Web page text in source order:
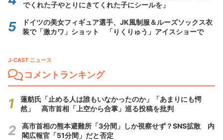
でくれた子やとりにきてくれた子にシールを」
ドイツの美女フィギュア選手、JK風制服＆ルーズソックス衣
装で「激カワ」ショット 「りくりゅう」アイスショーで
J-CAST ニュース
コメントランキング
蓮舫氏「止める人は誰もいなかったのか」「あまりにも愕
然」 高市首相「上空から合掌」巡る投稿を批判
高市首相の熊本避難所「3分間」しか視察せず？SNS拡散 内
閣広報官「51分間」だと否定